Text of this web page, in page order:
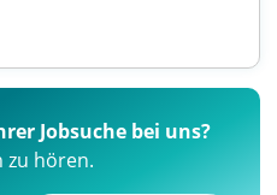
Jobsuche bei uns?
zu hören.